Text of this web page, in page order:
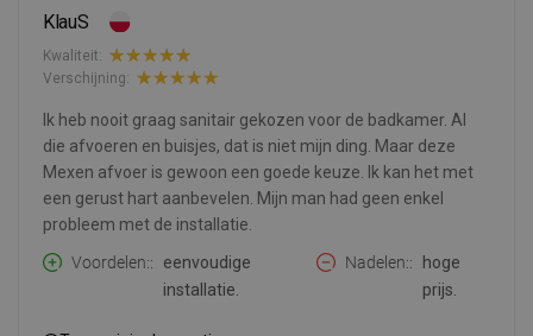
KlauS
Kwaliteit:
Verschijning:
Ik heb nooit graag sanitair gekozen voor de badkamer. Al
die afvoeren en buisjes, dat is niet mijn ding. Maar deze
Mexen afvoer is gewoon een goede keuze. Ik kan het met
een gerust hart aanbevelen. Mijn man had geen enkel
probleem met de installatie.
Voordelen:
eenvoudige
installatie.
Nadelen:
hoge
prijs.